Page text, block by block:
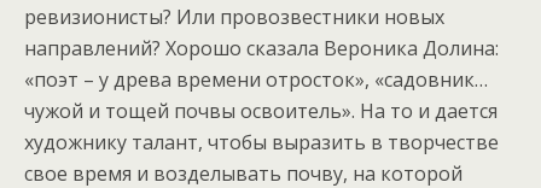
ревизионисты? Или провозвестники новых
направлений? Хорошо сказала Вероника Долина:
«поэт – у древа времени отросток», «садовник…
чужой и тощей почвы освоитель». На то и дается
художнику талант, чтобы выразить в творчестве
свое время и возделывать почву, на которой